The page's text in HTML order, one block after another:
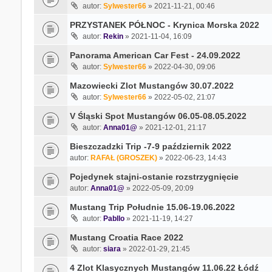
autor: Sylwester66» 2021-11-21, 00:46
PRZYSTANEK PÓŁNOC - Krynica Morska 2022
autor: Rekin» 2021-11-04, 16:09
Panorama American Car Fest - 24.09.2022
autor: Sylwester66» 2022-04-30, 09:06
Mazowiecki Zlot Mustangów 30.07.2022
autor: Sylwester66» 2022-05-02, 21:07
V Śląski Spot Mustangów 06.05-08.05.2022
autor: Anna01@ » 2021-12-01, 21:17
Bieszczadzki Trip -7-9 październik 2022
autor: RAFAŁ (GROSZEK)» 2022-06-23, 14:43
Pojedynek stajni-ostanie rozstrzygnięcie
autor: Anna01@ » 2022-05-09, 20:09
Mustang Trip Południe 15.06-19.06.2022
autor: Pabllo» 2021-11-19, 14:27
Mustang Croatia Race 2022
autor: siara» 2022-01-29, 21:45
4 Zlot Klasycznych Mustangów 11.06.22 Łódź